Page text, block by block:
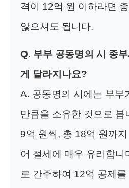
격이 12억 원 이하라면
않으셔도 됩니다.
Q. 부부 공동명의 시 종
게 달라지나요?
A. 공동명의 시에는 부부
만큼을 소유한 것으로 봅
9억 원씩, 총 18억 원까
어 절세에 매우 유리합니
로 간주하여 12억 공제